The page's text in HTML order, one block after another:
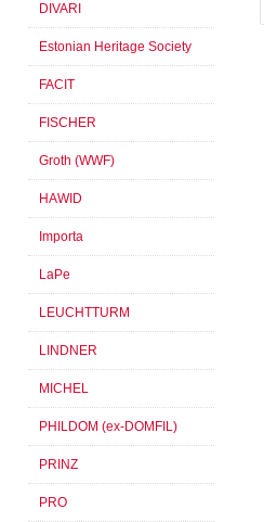
DIVARI
Estonian Heritage Society
FACIT
FISCHER
Groth (WWF)
HAWID
Importa
LaPe
LEUCHTTURM
LINDNER
MICHEL
PHILDOM (ex-DOMFIL)
PRINZ
PRO